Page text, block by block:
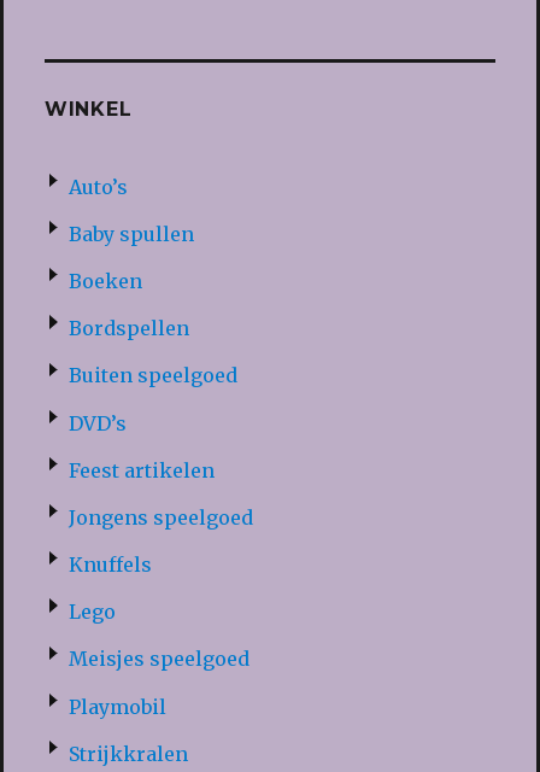
WINKEL
Auto’s
Baby spullen
Boeken
Bordspellen
Buiten speelgoed
DVD’s
Feest artikelen
Jongens speelgoed
Knuffels
Lego
Meisjes speelgoed
Playmobil
Strijkkralen